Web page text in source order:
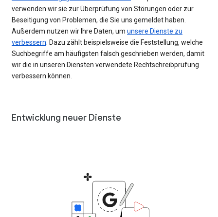
verwenden wir sie zur Überprüfung von Störungen oder zur
Beseitigung von Problemen, die Sie uns gemeldet haben.
Außerdem nutzen wir Ihre Daten, um unsere Dienste zu
verbessern . Dazu zählt beispielsweise die Feststellung, welche
Suchbegriffe am häufigsten falsch geschrieben werden, damit
wir die in unseren Diensten verwendete Rechtschreibprüfung
verbessern können.
Entwicklung neuer Dienste